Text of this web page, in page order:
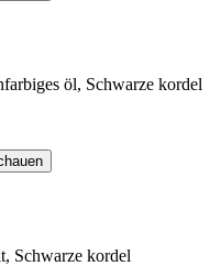
öl, Schwarze kordel
Schwarze kordel